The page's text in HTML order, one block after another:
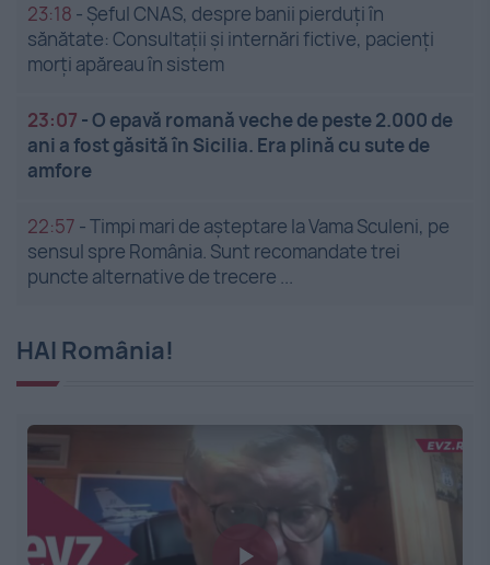
23:18 - Șeful CNAS, despre banii pierduți în
sănătate: Consultații și internări fictive, pacienți
morți apăreau în sistem
23:07 -O epavă romană veche de peste 2.000 de
ani a fost găsită în Sicilia. Era plină cu sute de
amfore
22:57 -Timpi mari de așteptare la Vama Sculeni, pe
sensul spre România. Sunt recomandate trei
puncte alternative de trecere ...
HAI România!